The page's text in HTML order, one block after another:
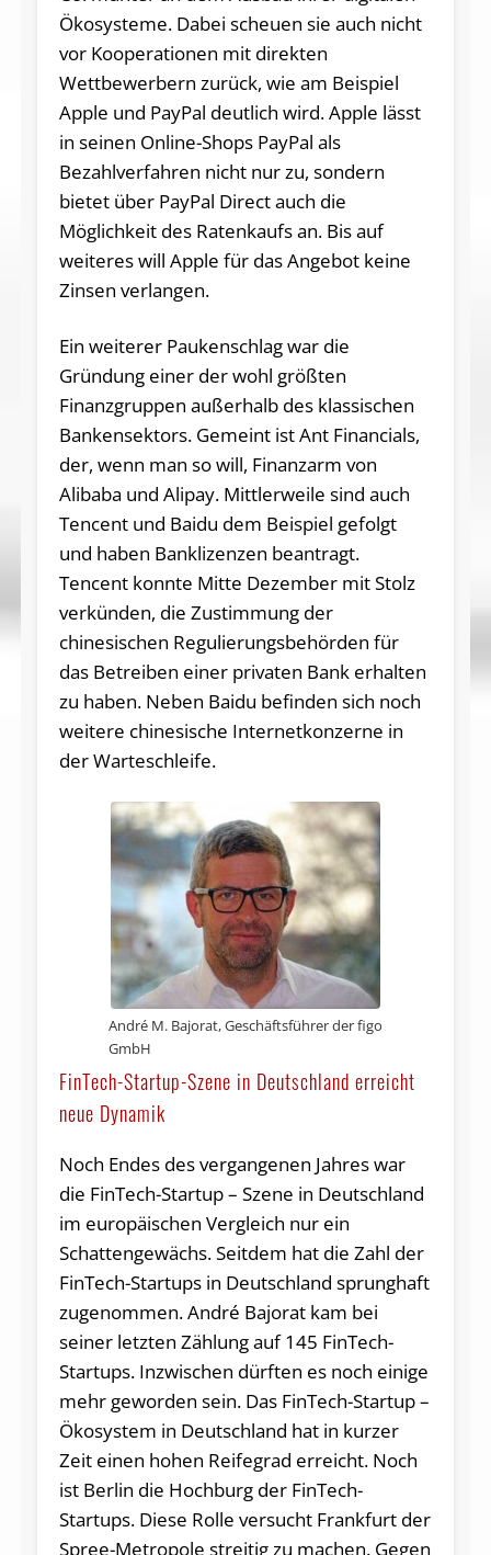
Ökosysteme. Dabei scheuen sie auch nicht
vor Kooperationen mit direkten
Wettbewerbern zurück, wie am Beispiel
Apple und PayPal deutlich wird. Apple lässt
in seinen Online-Shops PayPal als
Bezahlverfahren nicht nur zu, sondern
bietet über PayPal Direct auch die
Möglichkeit des Ratenkaufs an. Bis auf
weiteres will Apple für das Angebot keine
Zinsen verlangen.
Ein weiterer Paukenschlag war die
Gründung einer der wohl größten
Finanzgruppen außerhalb des klassischen
Bankensektors. Gemeint ist Ant Financials,
der, wenn man so will, Finanzarm von
Alibaba und Alipay. Mittlerweile sind auch
Tencent und Baidu dem Beispiel gefolgt
und haben Banklizenzen beantragt.
Tencent konnte Mitte Dezember mit Stolz
verkünden, die Zustimmung der
chinesischen Regulierungsbehörden für
das Betreiben einer privaten Bank erhalten
zu haben. Neben Baidu befinden sich noch
weitere chinesische Internetkonzerne in
der Warteschleife.
André M. Bajorat, Geschäftsführer der figo
GmbH
FinTech-Startup-Szene in Deutschland erreicht
neue Dynamik
Noch Endes des vergangenen Jahres war
die FinTech-Startup – Szene in Deutschland
im europäischen Vergleich nur ein
Schattengewächs. Seitdem hat die Zahl der
FinTech-Startups in Deutschland sprunghaft
zugenommen. André Bajorat kam bei
seiner letzten Zählung auf 145 FinTech-
Startups. Inzwischen dürften es noch einige
mehr geworden sein. Das FinTech-Startup –
Ökosystem in Deutschland hat in kurzer
Zeit einen hohen Reifegrad erreicht. Noch
ist Berlin die Hochburg der FinTech-
Startups. Diese Rolle versucht Frankfurt der
Spree-Metropole streitig zu machen. Gegen